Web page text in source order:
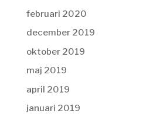
februari 2020
december 2019
oktober 2019
maj 2019
april 2019
januari 2019